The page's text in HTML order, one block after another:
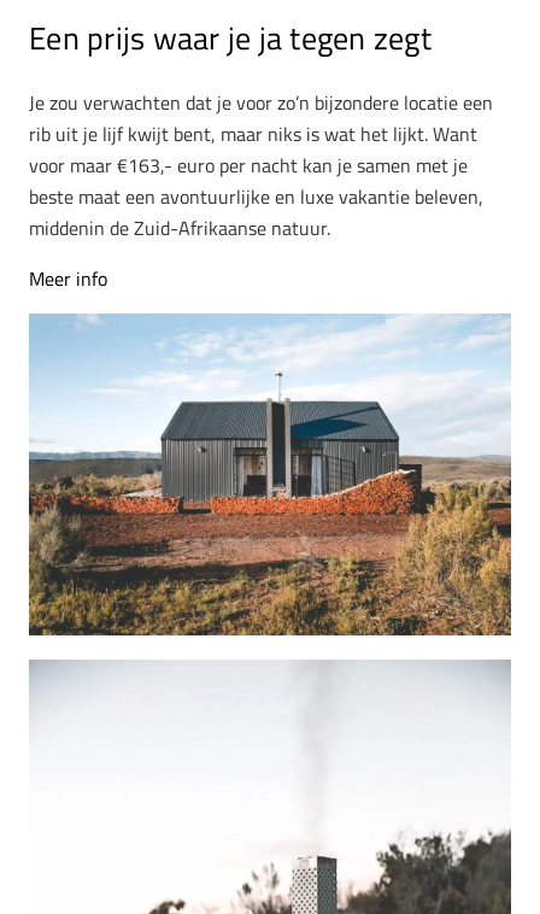
Een prijs waar je ja tegen zegt
Je zou verwachten dat je voor zo’n bijzondere locatie een
rib uit je lijf kwijt bent, maar niks is wat het lijkt. Want
voor maar €163,- euro per nacht kan je samen met je
beste maat een avontuurlijke en luxe vakantie beleven,
middenin de Zuid-Afrikaanse natuur.
Meer info